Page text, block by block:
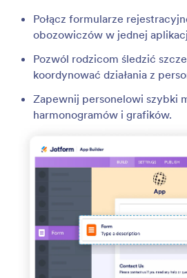
Połącz formularze
obozowiczów w jednej
Pozwól rodzicom śledzić
koordynować działania z
Zapewnij personelowi szybki
harmonogramów i grafików.